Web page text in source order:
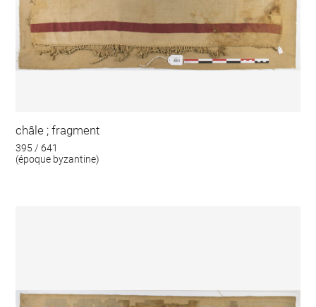
châle ; fragment
395 / 641
(époque byzantine)